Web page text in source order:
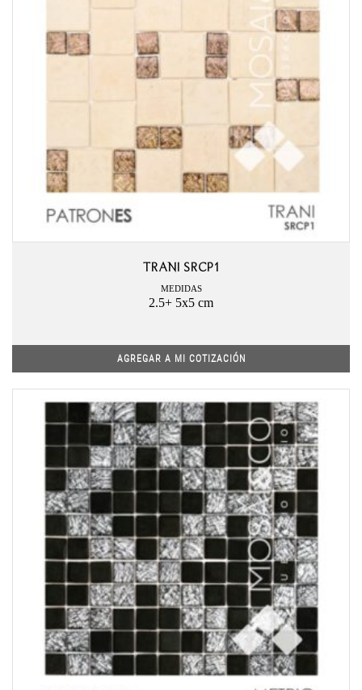
TRANI SRCP1
MEDIDAS
2.5+ 5x5 cm
AGREGAR A MI COTIZACIÓN